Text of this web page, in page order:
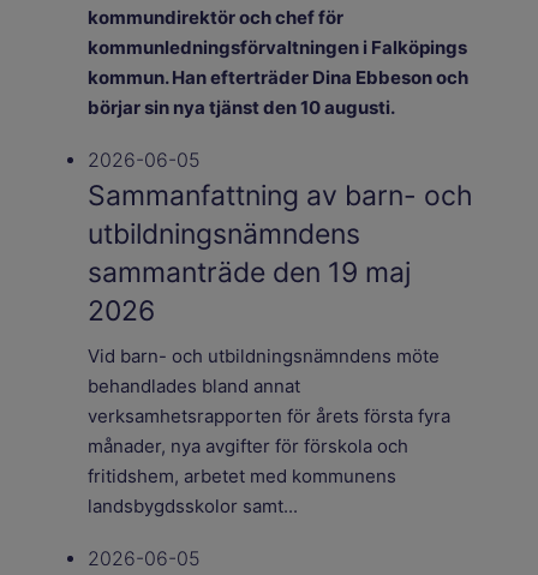
kommundirektör och chef för
kommunledningsförvaltningen i Falköpings
kommun. Han efterträder Dina Ebbeson och
börjar sin nya tjänst den 10 augusti.
2026-06-05
Sammanfattning av barn- och
utbildningsnämndens
sammanträde den 19 maj
2026
Vid barn- och utbildningsnämndens möte
behandlades bland annat
verksamhetsrapporten för årets första fyra
månader, nya avgifter för förskola och
fritidshem, arbetet med kommunens
landsbygdsskolor samt...
2026-06-05